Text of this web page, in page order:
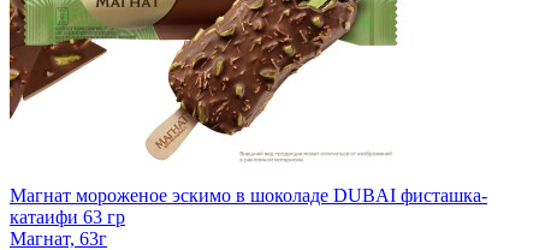
Магнат мороженое эскимо в шоколаде DUBAI фисташка-
катаифи 63 гр
Магнат, 63г